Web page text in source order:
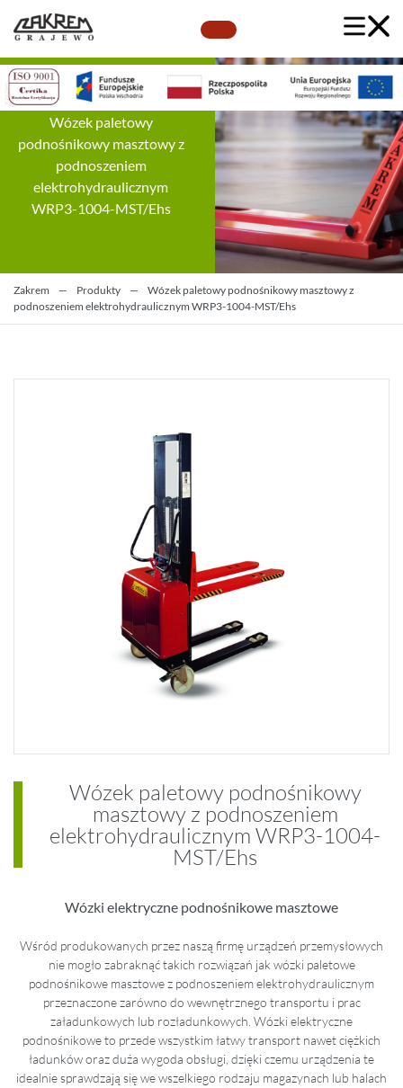
Wózek paletowy
podnośnikowy masztowy z
podnoszeniem
elektrohydraulicznym
WRP3-1004-MST/Ehs
Zakrem — Produkty —
Wózek paletowy podnośnikowy masztowy z
podnoszeniem elektrohydraulicznym WRP3-1004-MST/Ehs
Wózek paletowy podnośnikowy
masztowy z podnoszeniem
elektrohydraulicznym WRP3-1004-
MST/Ehs
Wózki elektryczne podnośnikowe masztowe
Wśród produkowanych przez naszą firmę urządzeń przemysłowych
nie mogło zabraknąć takich rozwiązań jak wózki paletowe
podnośnikowe masztowe z podnoszeniem elektrohydraulicznym
przeznaczone zarówno do wewnętrznego transportu i prac
załadunkowych lub rozładunkowych. Wózki elektryczne
podnośnikowe to przede wszystkim łatwy transport nawet ciężkich
ładunków oraz duża wygoda obsługi, dzięki czemu urządzenia te
idealnie sprawdzają się we wszelkiego rodzaju magazynach lub halach